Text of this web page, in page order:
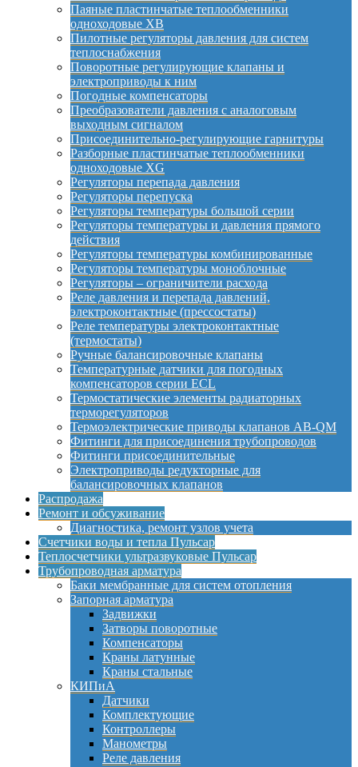
Паяные пластинчатые теплообменники
одноходовые XB
Пилотные регуляторы давления для систем
теплоснабжения
Поворотные регулирующие клапаны и
электроприводы к ним
Погодные компенсаторы
Преобразователи давления с аналоговым
выходным сигналом
Присоединительно-регулирующие гарнитуры
Разборные пластинчатые теплообменники
одноходовые XG
Регуляторы перепада давления
Регуляторы перепуска
Регуляторы температуры большой серии
Регуляторы температуры и давления прямого
действия
Регуляторы температуры комбинированные
Регуляторы температуры моноблочные
Регуляторы – ограничители расхода
Реле давления и перепада давлений,
электроконтактные (прессостаты)
Реле температуры электроконтактные
(термостаты)
Ручные балансировочные клапаны
Температурные датчики для погодных
компенсаторов серии ECL
Термостатические элементы радиаторных
терморегуляторов
Термоэлектрические приводы клапанов AB-QM
Фитинги для присоединения трубопроводов
Фитинги присоединительные
Электроприводы редукторные для
балансировочных клапанов
Распродажа
Ремонт и обсуживание
Диагностика, ремонт узлов учета
Счетчики воды и тепла Пульсар
Теплосчетчики ультразвуковые Пульсар
Трубопроводная арматура
Баки мембранные для систем отопления
Запорная арматура
Задвижки
Затворы поворотные
Компенсаторы
Краны латунные
Краны стальные
КИПиА
Датчики
Комплектующие
Контроллеры
Манометры
Реле давления